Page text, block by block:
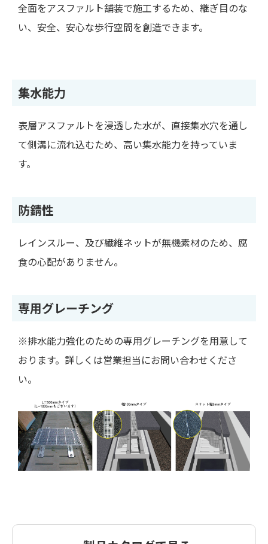
全面をアスファルト舗装で施工するため、継ぎ目のな
い、安全、安心な歩行空間を創造できます。
集水能力
表層アスファルトを浸透した水が、直接集水穴を通し
て側溝に流れ込むため、高い集水能力を持っていま
す。
防錆性
レインスルー、及び繊維ネットが無機素材のため、腐
食の心配がありません。
専用グレーチング
※排水能力強化のための専用グレーチングを用意して
おります。詳しくは営業担当にお問い合わせくださ
い。